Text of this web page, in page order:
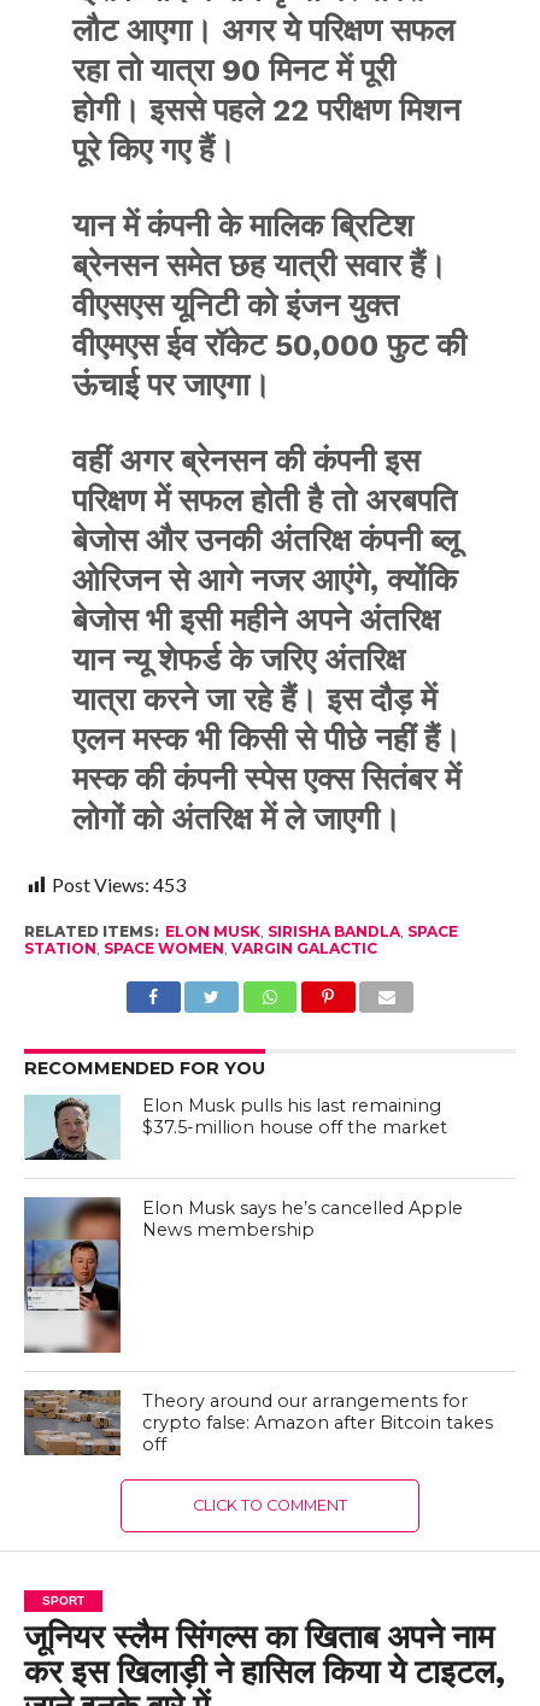
लौट आएगा। अगर ये परिक्षण सफल
रहा तो यात्रा 90 मिनट में पूरी
होगी। इससे पहले 22 परीक्षण मिशन
पूरे किए गए हैं।
यान में कंपनी के मालिक ब्रिटिश
ब्रेनसन समेत छह यात्री सवार हैं।
वीएसएस यूनिटी को इंजन युक्त
वीएमएस ईव रॉकेट 50,000 फुट की
ऊंचाई पर जाएगा।
वहीं अगर ब्रेनसन की कंपनी इस
परिक्षण में सफल होती है तो अरबपति
बेजोस और उनकी अंतरिक्ष कंपनी ब्लू
ओरिजन से आगे नजर आएंगे, क्योंकि
बेजोस भी इसी महीने अपने अंतरिक्ष
यान न्यू शेफर्ड के जरिए अंतरिक्ष
यात्रा करने जा रहे हैं। इस दौड़ में
एलन मस्क भी किसी से पीछे नहीं हैं।
मस्क की कंपनी स्पेस एक्स सितंबर में
लोगों को अंतरिक्ष में ले जाएगी।
Post Views: 453
RELATED ITEMS: ELON MUSK, SIRISHA BANDLA, SPACE
STATION, SPACE WOMEN, VARGIN GALACTIC
RECOMMENDED FOR YOU
Elon Musk pulls his last remaining
$37.5-million house off the market
Elon Musk says he’s cancelled Apple
News membership
Theory around our arrangements for
crypto false: Amazon after Bitcoin takes
off
CLICK TO COMMENT
SPORT
जूनियर स्लैम सिंगल्स का खिताब अपने नाम
कर इस खिलाड़ी ने हासिल किया ये टाइटल,